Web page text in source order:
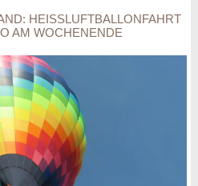
HEISSLUFTBALLONFAHRT S
AM WOCHENENDE